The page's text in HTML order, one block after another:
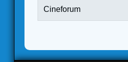
Cineforum